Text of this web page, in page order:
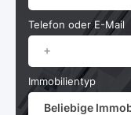
Telefon oder E-Mail
Immobilientyp
Beliebige